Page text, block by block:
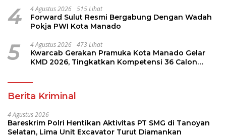
4 4 Agustus 2026 515 Lihat
Forward Sulut Resmi Bergabung Dengan Wadah
Pokja PWI Kota Manado
5 4 Agustus 2026 473 Lihat
Kwarcab Gerakan Pramuka Kota Manado Gelar
KMD 2026, Tingkatkan Kompetensi 36 Calon
Berita Kriminal
4 Agustus 2026
Bareskrim Polri Hentikan Aktivitas PT SMG di Tanoyan
Selatan, Lima Unit Excavator Turut Diamankan